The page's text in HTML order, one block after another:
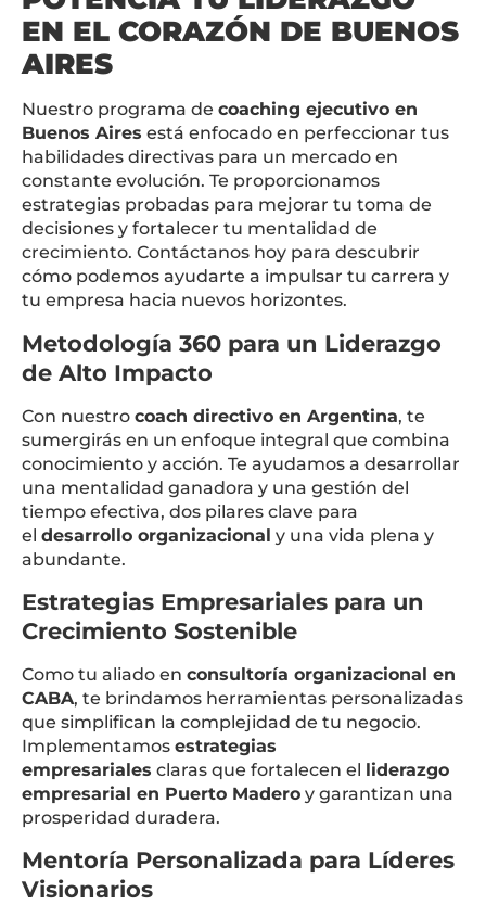
EN EL CORAZÓN DE BUENOS
AIRES
Nuestro programa de coaching ejecutivo en
Buenos Aires está enfocado en perfeccionar tus
habilidades directivas para un mercado en
constante evolución. Te proporcionamos
estrategias probadas para mejorar tu toma de
decisiones y fortalecer tu mentalidad de
crecimiento. Contáctanos hoy para descubrir
cómo podemos ayudarte a impulsar tu carrera y
tu empresa hacia nuevos horizontes.
Metodología 360 para un Liderazgo
de Alto Impacto
Con nuestro coach directivo en Argentina, te
sumergirás en un enfoque integral que combina
conocimiento y acción. Te ayudamos a desarrollar
una mentalidad ganadora y una gestión del
tiempo efectiva, dos pilares clave para
el desarrollo organizacional y una vida plena y
abundante.
Estrategias Empresariales para un
Crecimiento Sostenible
Como tu aliado en consultoría organizacional en
CABA, te brindamos herramientas personalizadas
que simplifican la complejidad de tu negocio.
Implementamos estrategias
empresariales claras que fortalecen el liderazgo
empresarial en Puerto Madero y garantizan una
prosperidad duradera.
Mentoría Personalizada para Líderes
Visionarios